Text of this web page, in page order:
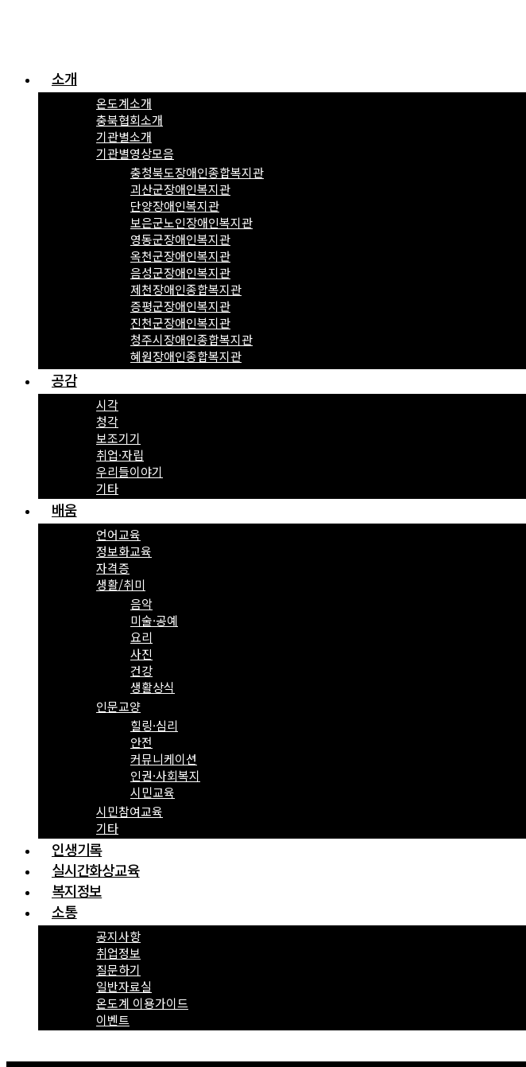
소개
온도계소개
충북협회소개
기관별소개
기관별영상모음
충청북도장애인종합복지관
괴산군장애인복지관
단양장애인복지관
보은군노인장애인복지관
영동군장애인복지관
옥천군장애인복지관
음성군장애인복지관
제천장애인종합복지관
증평군장애인복지관
진천군장애인복지관
청주시장애인종합복지관
혜원장애인종합복지관
공감
시각
청각
보조기기
취업·자립
우리들이야기
기타
배움
언어교육
정보화교육
자격증
생활/취미
음악
미술·공예
요리
사진
건강
생활상식
인문교양
힐링·심리
안전
커뮤니케이션
인권·사회복지
시민교육
시민참여교육
기타
인생기록
실시간화상교육
복지정보
소통
공지사항
취업정보
질문하기
일반자료실
온도계 이용가이드
이벤트